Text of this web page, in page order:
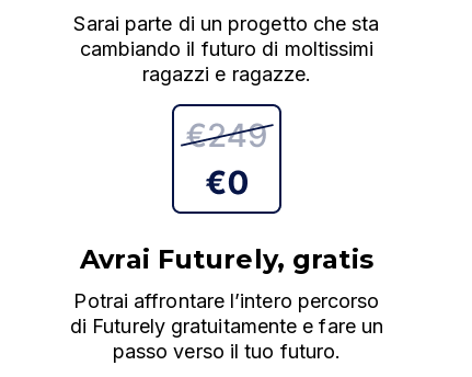
Sarai parte di un progetto che sta
cambiando il futuro di moltissimi
ragazzi e ragazze.
Avrai Futurely, gratis
Potrai affrontare l’intero percorso
di Futurely gratuitamente e fare un
passo verso il tuo futuro.